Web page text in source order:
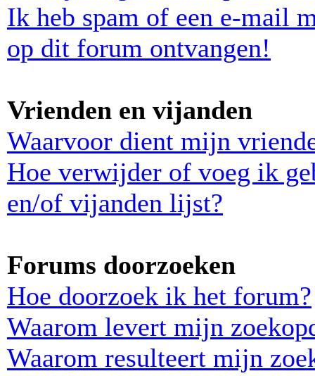
Ik heb spam of een e-mail
op dit forum ontvangen!
Vrienden en vijanden
Waarvoor dient mijn
Hoe verwijder of voeg ik
en/of vijanden lijst?
Forums doorzoeken
Hoe doorzoek ik het forum?
Waarom levert mijn
Waarom resulteert mijn